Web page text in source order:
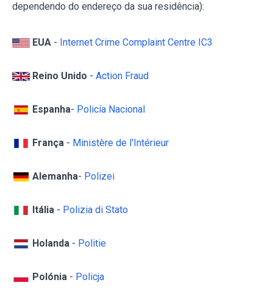
dependendo do endereço da sua residência):
EUA - Internet Crime Complaint Centre IC3
Reino Unido - Action Fraud
Espanha- Policía Nacional
França - Ministère de l'Intérieur
Alemanha- Polizei
Itália - Polizia di Stato
Holanda - Politie
Polónia - Policja